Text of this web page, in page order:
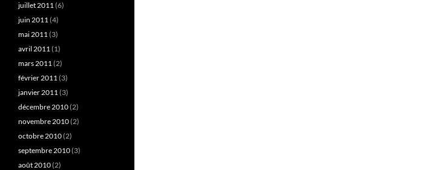
juillet 2011(6)
juin 2011(4)
mai 2011(3)
avril 2011(1)
mars 2011(2)
février 2011(3)
janvier 2011(3)
décembre 2010(2)
novembre 2010(2)
octobre 2010(2)
septembre 2010(3)
août 2010(2)